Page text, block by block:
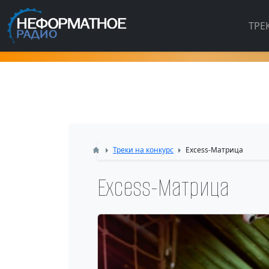
Треки на конкурс Excess-Матрица
Excess-Матрица